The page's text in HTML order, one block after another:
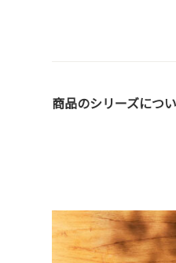
商品のシリーズにつ